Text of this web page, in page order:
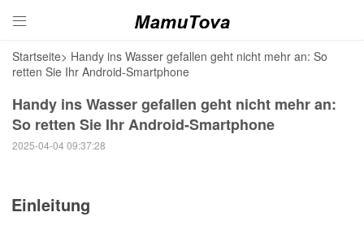

Startseite> Handy ins Wasser gefallen geht nicht mehr an: So
retten Sie Ihr Android-Smartphone
Handy ins Wasser gefallen geht nicht mehr an:
So retten Sie Ihr Android-Smartphone
2025-04-04 09:37:28
Einleitung